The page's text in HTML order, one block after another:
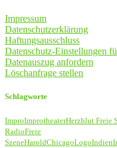
Impressum
Datenschutzerklärung
Haftungsausschluss
Datenschutz-Einstellungen
Datenauszug anfordern
Löschanfrage stellen
Schlagworte
ImproImprotheaterHerzblut Freie
RadioFreie
SzeneHaroldChicagoLogoIndien